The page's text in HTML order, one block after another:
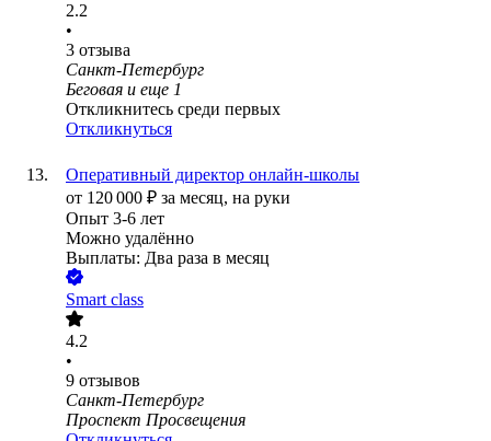
2.2
•
3 отзыва
Санкт-Петербург
Беговая и еще 1
Откликнитесь среди первых
Откликнуться
Оперативный директор онлайн-школы
от 120 000 ₽ за месяц, на руки
Опыт 3-6 лет
Можно удалённо
Выплаты: Два раза в месяц
Smart class
4.2
•
9 отзывов
Санкт-Петербург
Проспект Просвещения